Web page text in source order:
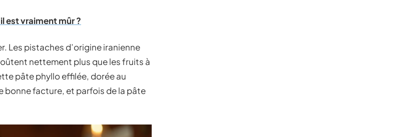
est vraiment mûr ?
Les pistaches d’origine iranienne
nettement plus que les fruits à
pâte phyllo effilée, dorée au
bonne facture, et parfois de la pâte